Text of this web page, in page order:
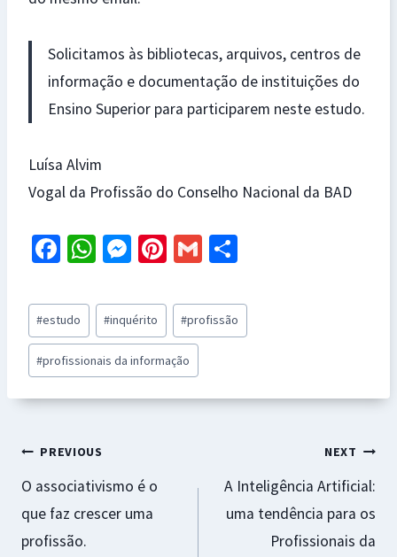
Solicitamos às bibliotecas, arquivos, centros de
informação e documentação de instituições do
Ensino Superior para participarem neste estudo.
Luísa Alvim
Vogal da Profissão do Conselho Nacional da BAD
Fa
b
o
o
k
W
at
sA
p
p
M
se
n
ge
r
Pi
er
es
t
G
ai
l
ar
e
Post
Tags:
#estudo #inquérito #profissão
#profissionais da informação
Navegação
de
artigos
PREVIOUS
O associativismo é o
que faz crescer uma
profissão.
NEXT
A Inteligência Artificial:
uma tendência para os
Profissionais da